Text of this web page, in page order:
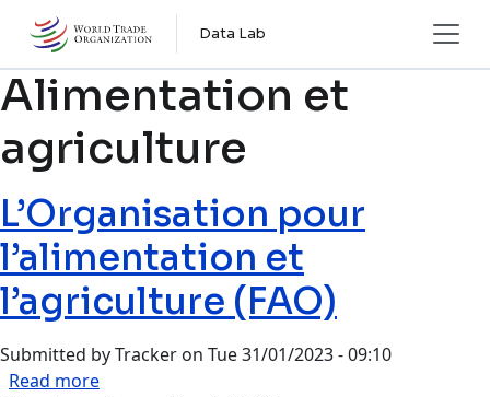
Skip to main content
Data Lab
Alimentation et
agriculture
L’Organisation pour
l’alimentation et
l’agriculture (FAO)
Submitted byTracker on Tue 31/01/2023 - 09:10
Read moreabout L’Organisation pour l’alimentation et